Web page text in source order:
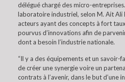
délégué chargé des micro-entreprises.
laboratoire industriel, selon M. Ait Ali
acteurs ayant des concepts à fort
pourvus d’innovations afin de
dont a besoin l’industrie nationale.
“Il y a des équipements et un savoir-
de créer une synergie voire un
contrats à l’avenir, dans le but d’une